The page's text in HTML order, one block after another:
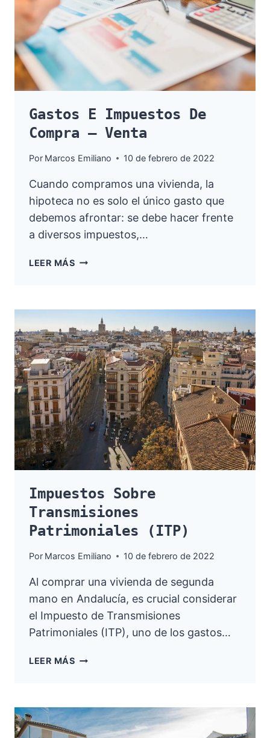
Gastos E Impuestos De
Compra – Venta
Por Marcos Emiliano 10 de febrero de 2022
Cuando compramos una vivienda, la
hipoteca no es solo el único gasto que
debemos afrontar: se debe hacer frente
a diversos impuestos,…
LEER MÁSGASTOS
COMPRA
–
VENTA
Impuestos Sobre
Transmisiones
Patrimoniales (ITP)
Por Marcos Emiliano 10 de febrero de 2022
Al comprar una vivienda de segunda
mano en Andalucía, es crucial considerar
el Impuesto de Transmisiones
Patrimoniales (ITP), uno de los gastos…
LEER MÁSIMPUESTOS
(ITP)